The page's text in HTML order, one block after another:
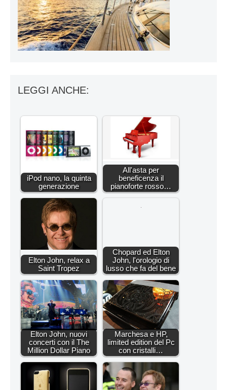
LEGGI ANCHE:
iPod nano, la quinta
generazione
All'asta per
beneficenza il
pianoforte rosso…
Elton John, relax a
Saint Tropez
Chopard ed Elton
John, l'orologio di
lusso che fa del bene
Elton John, nuovi
concerti con il The
Million Dollar Piano
Marchesa e HP,
limited edition del Pc
con cristalli…